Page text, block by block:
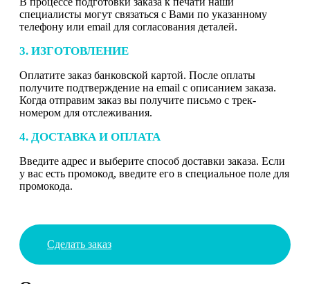
специалисты могут связаться с Вами по указанному
телефону или email для согласования деталей.
3. ИЗГОТОВЛЕНИЕ
Оплатите заказ банковской картой. После оплаты
получите подтверждение на email с описанием заказа.
Когда отправим заказ вы получите письмо с трек-
номером для отслеживания.
4. ДОСТАВКА И ОПЛАТА
Введите адрес и выберите способ доставки заказа. Если
у вас есть промокод, введите его в специальное поле для
промокода.
Сделать заказ